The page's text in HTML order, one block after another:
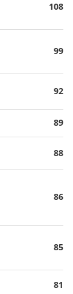
108
99
92
89
88
86
85
81